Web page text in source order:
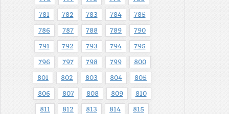
781 782 783 784 785
786 787 788 789 790
791 792 793 794 795
796 797 798 799 800
801 802 803 804 805
806 807 808 809 810
811 812 813 814 815